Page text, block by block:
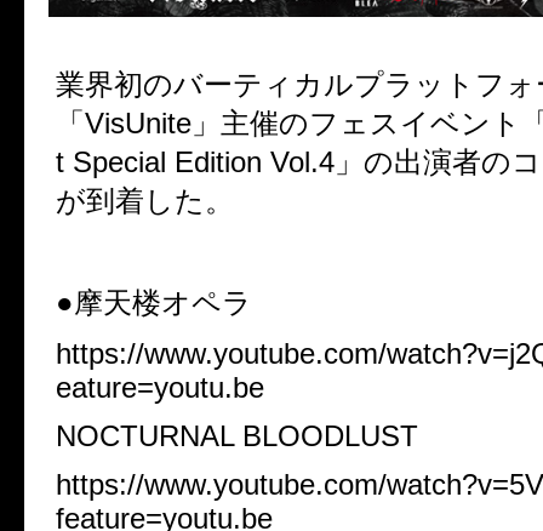
業界初のバーティカルプラットフ
「 VisUnite 」主催のフェスイベント
t Special Edition Vol.4 」の出演者の
が到着した。
●摩天楼オペラ
https://www.youtube.com/
eature=youtu.be
NOCTURNAL BLOODLUST
https://www.youtube.com/
feature=youtu.be